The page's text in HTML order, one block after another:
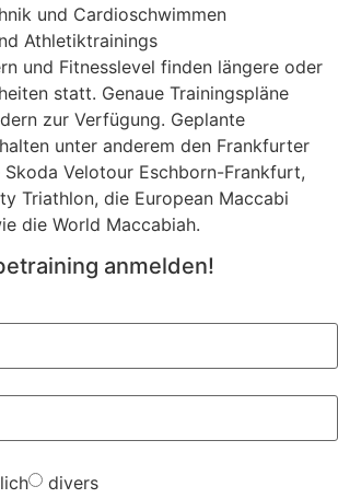
und Cardioschwimmen
Athletiktrainings
und Fitnesslevel finden längere oder
statt. Genaue Trainingspläne
zur Verfügung. Geplante
unter anderem den Frankfurter
Velotour Eschborn-Frankfurt,
Triathlon, die European Maccabi
die World Maccabiah.
anmelden!
divers